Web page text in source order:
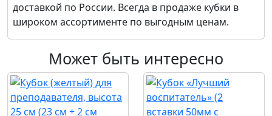
доставкой по России. Всегда в продаже кубки в
широком ассортименте по выгодным ценам.
Может быть интересно